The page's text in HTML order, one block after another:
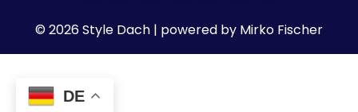
© 2026 Style Dach | powered by Mirko Fischer
DE